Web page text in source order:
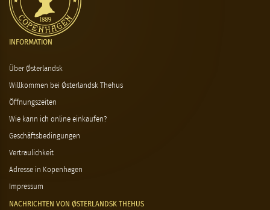
INFORMATION
Über Østerlandsk
Willkommen bei Østerlandsk Thehus
Öffnungszeiten
Wie kann ich online einkaufen?
Geschäftsbedingungen
Vertraulichkeit
Adresse in Kopenhagen
Impressum
NACHRICHTEN VON ØSTERLANDSK THEHUS